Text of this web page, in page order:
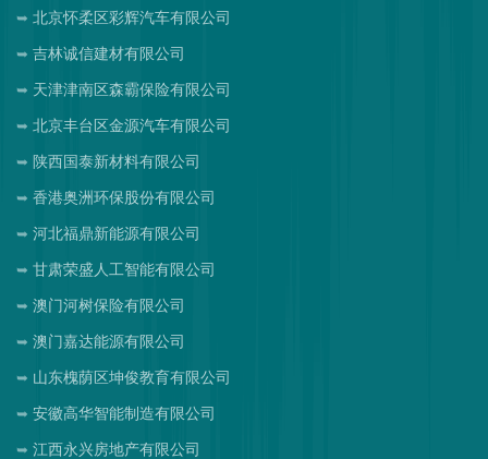
北京怀柔区彩辉汽车有限公司
吉林诚信建材有限公司
天津津南区森霸保险有限公司
北京丰台区金源汽车有限公司
陕西国泰新材料有限公司
香港奥洲环保股份有限公司
河北福鼎新能源有限公司
甘肃荣盛人工智能有限公司
澳门河树保险有限公司
澳门嘉达能源有限公司
山东槐荫区坤俊教育有限公司
安徽高华智能制造有限公司
江西永兴房地产有限公司